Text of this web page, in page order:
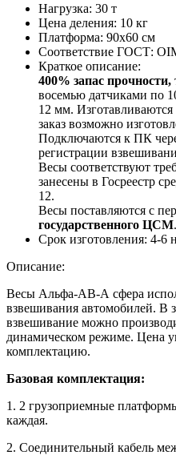
Нагрузка: 30 т
Цена деления: 10 кг
Платформа: 90х60 см
Соответствие ГОСТ:
Краткое описание:
400% запас прочности,
восемью датчиками по
12 мм.
заказ возможно
Подключаются к ПК
регистрации
Весы соответствуют
занесены в Госреестр
12.
Весы поставляются с
государственного ЦСМ.
Срок изготовления: 4-6
Описание:
Весы Альфа-АВ-А сфера
взвешивания автомобилей. В
взвешивание можно
динамическом режиме. Цена
комплектацию.
Базовая комплектация:
1. 2 грузоприемные
каждая.
2. Соединительный кабель